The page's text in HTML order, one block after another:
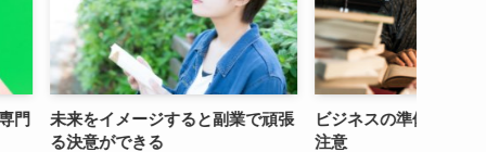
すると副業で頑張
ビジネスの準備や勉強のし過ぎに
注意